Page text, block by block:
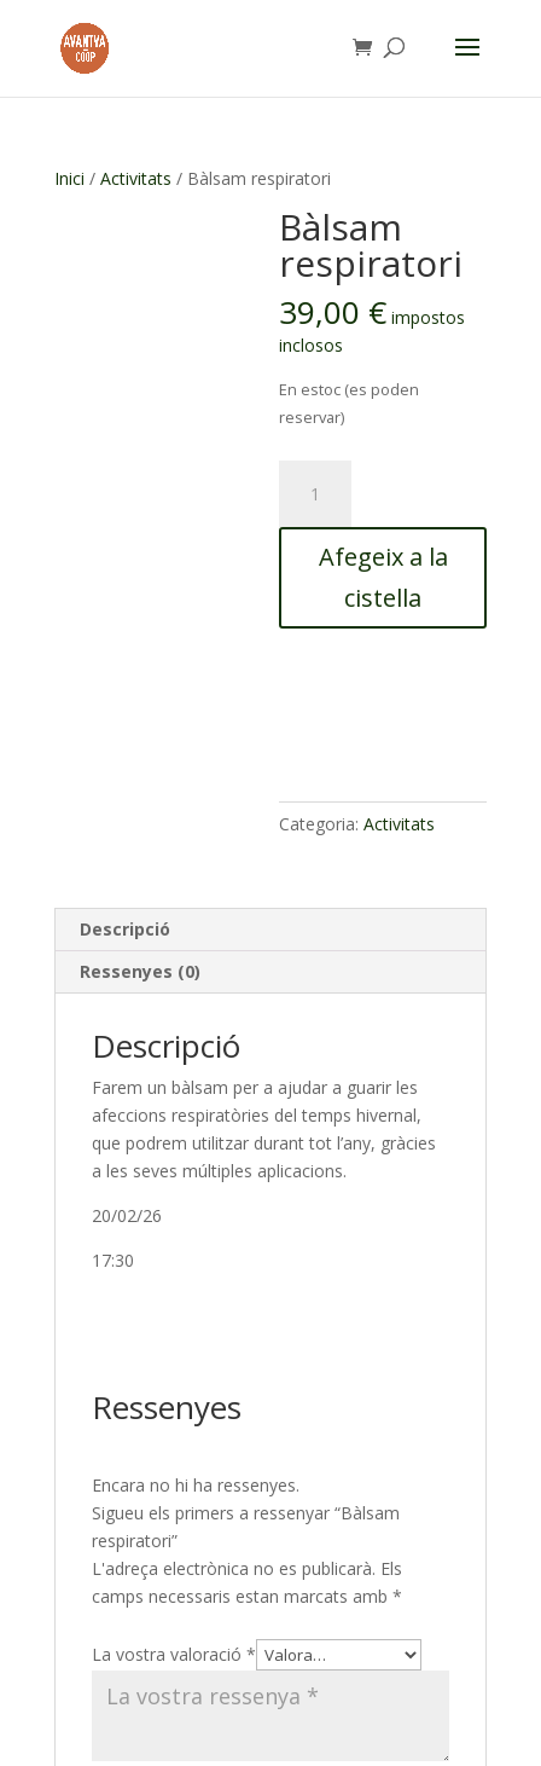
Inici / Activitats / Bàlsam respiratori
Bàlsam
respiratori
39,00 € impostos
inclosos
En estoc (es poden
reservar)
Bàlsam
respiratori
Afegeix a la
cistella
Categoria:Activitats
Descripció
Ressenyes (0)
Descripció
Farem un bàlsam per a ajudar a guarir les
afeccions respiratòries del temps hivernal,
que podrem utilitzar durant tot l’any, gràcies
a les seves múltiples aplicacions.
20/02/26
17:30
Ressenyes
Encara no hi ha ressenyes.
Sigueu els primers a ressenyar “Bàlsam
respiratori”
L'adreça electrònica no es publicarà. Els
camps necessaris estan marcats amb *
La vostra valoració *